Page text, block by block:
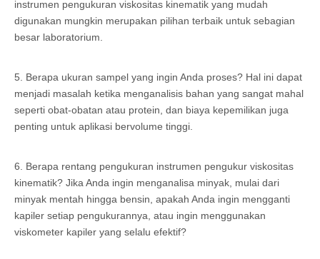
instrumen pengukuran viskositas kinematik yang mudah
digunakan mungkin merupakan pilihan terbaik untuk sebagian
besar laboratorium.
5. Berapa ukuran sampel yang ingin Anda proses? Hal ini dapat
menjadi masalah ketika menganalisis bahan yang sangat mahal
seperti obat-obatan atau protein, dan biaya kepemilikan juga
penting untuk aplikasi bervolume tinggi.
6. Berapa rentang pengukuran instrumen pengukur viskositas
kinematik? Jika Anda ingin menganalisa minyak, mulai dari
minyak mentah hingga bensin, apakah Anda ingin mengganti
kapiler setiap pengukurannya, atau ingin menggunakan
viskometer kapiler yang selalu efektif?